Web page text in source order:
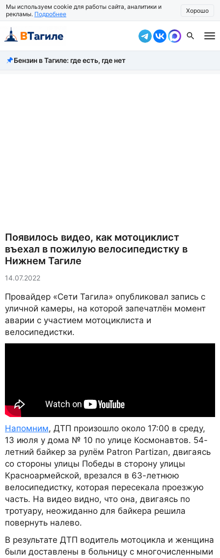
Мы используем cookie для работы сайта, аналитики и
рекламы. Подробнее Хорошо
Все новости
Бензин в Тагиле: где есть, где нет
Появилось видео, как мотоциклист
въехал в пожилую велосипедистку в
Нижнем Тагиле
14.07.2022
Провайдер «Сети Тагила» опубликовал запись с
уличной камеры, на которой запечатлён момент
аварии с участием мотоциклиста и
велосипедистки.
Напомним, ДТП произошло около 17:00 в среду,
13 июля у дома № 10 по улице Космонавтов. 54-
летний байкер за рулём Patron Partizan, двигаясь
со стороны улицы Победы в сторону улицы
Красноармейской, врезался в 63-летнюю
велосипедистку, которая пересекала проезжую
часть. На видео видно, что она, двигаясь по
тротуару, неожиданно для байкера решила
повернуть налево.
В результате ДТП водитель мотоцикла и женщина
были доставлены в больницу с многочисленными